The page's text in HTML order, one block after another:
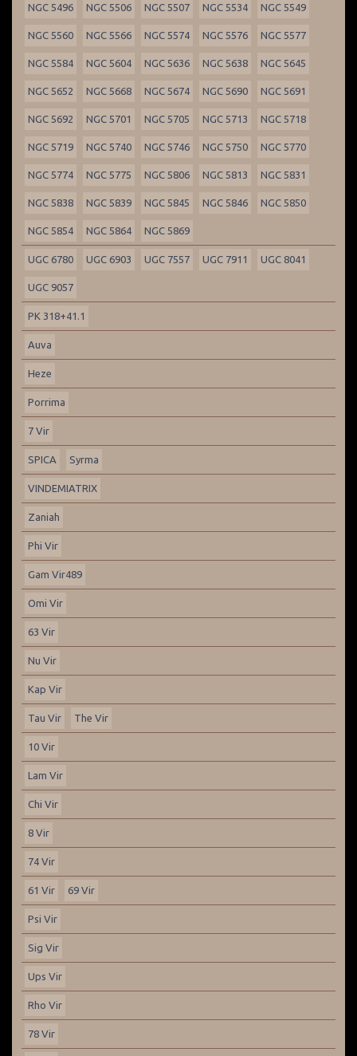
NGC 5496 NGC 5506 NGC 5507 NGC 5534 NGC 5549
NGC 5560 NGC 5566 NGC 5574 NGC 5576 NGC 5577
NGC 5584 NGC 5604 NGC 5636 NGC 5638 NGC 5645
NGC 5652 NGC 5668 NGC 5674 NGC 5690 NGC 5691
NGC 5692 NGC 5701 NGC 5705 NGC 5713 NGC 5718
NGC 5719 NGC 5740 NGC 5746 NGC 5750 NGC 5770
NGC 5774 NGC 5775 NGC 5806 NGC 5813 NGC 5831
NGC 5838 NGC 5839 NGC 5845 NGC 5846 NGC 5850
NGC 5854 NGC 5864 NGC 5869
UGC 6780 UGC 6903 UGC 7557 UGC 7911 UGC 8041
UGC 9057
PK 318+41.1
Auva
Heze
Porrima
7 Vir
SPICA Syrma
VINDEMIATRIX
Zaniah
Phi Vir
Gam Vir489
Omi Vir
63 Vir
Nu Vir
Kap Vir
Tau Vir The Vir
10 Vir
Lam Vir
Chi Vir
8 Vir
74 Vir
61 Vir 69 Vir
Psi Vir
Sig Vir
Ups Vir
Rho Vir
78 Vir